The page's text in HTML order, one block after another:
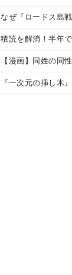
なぜ『ロードス島
積読を解消！半年
【漫画】同姓の同
『一次元の挿し木